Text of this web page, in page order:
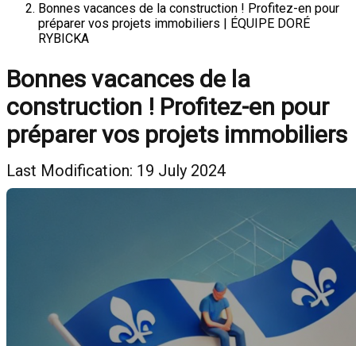
Bonnes vacances de la construction ! Profitez-en pour
préparer vos projets immobiliers | ÉQUIPE DORÉ
RYBICKA
Bonnes vacances de la
construction ! Profitez-en pour
préparer vos projets immobiliers
Last Modification: 19 July 2024